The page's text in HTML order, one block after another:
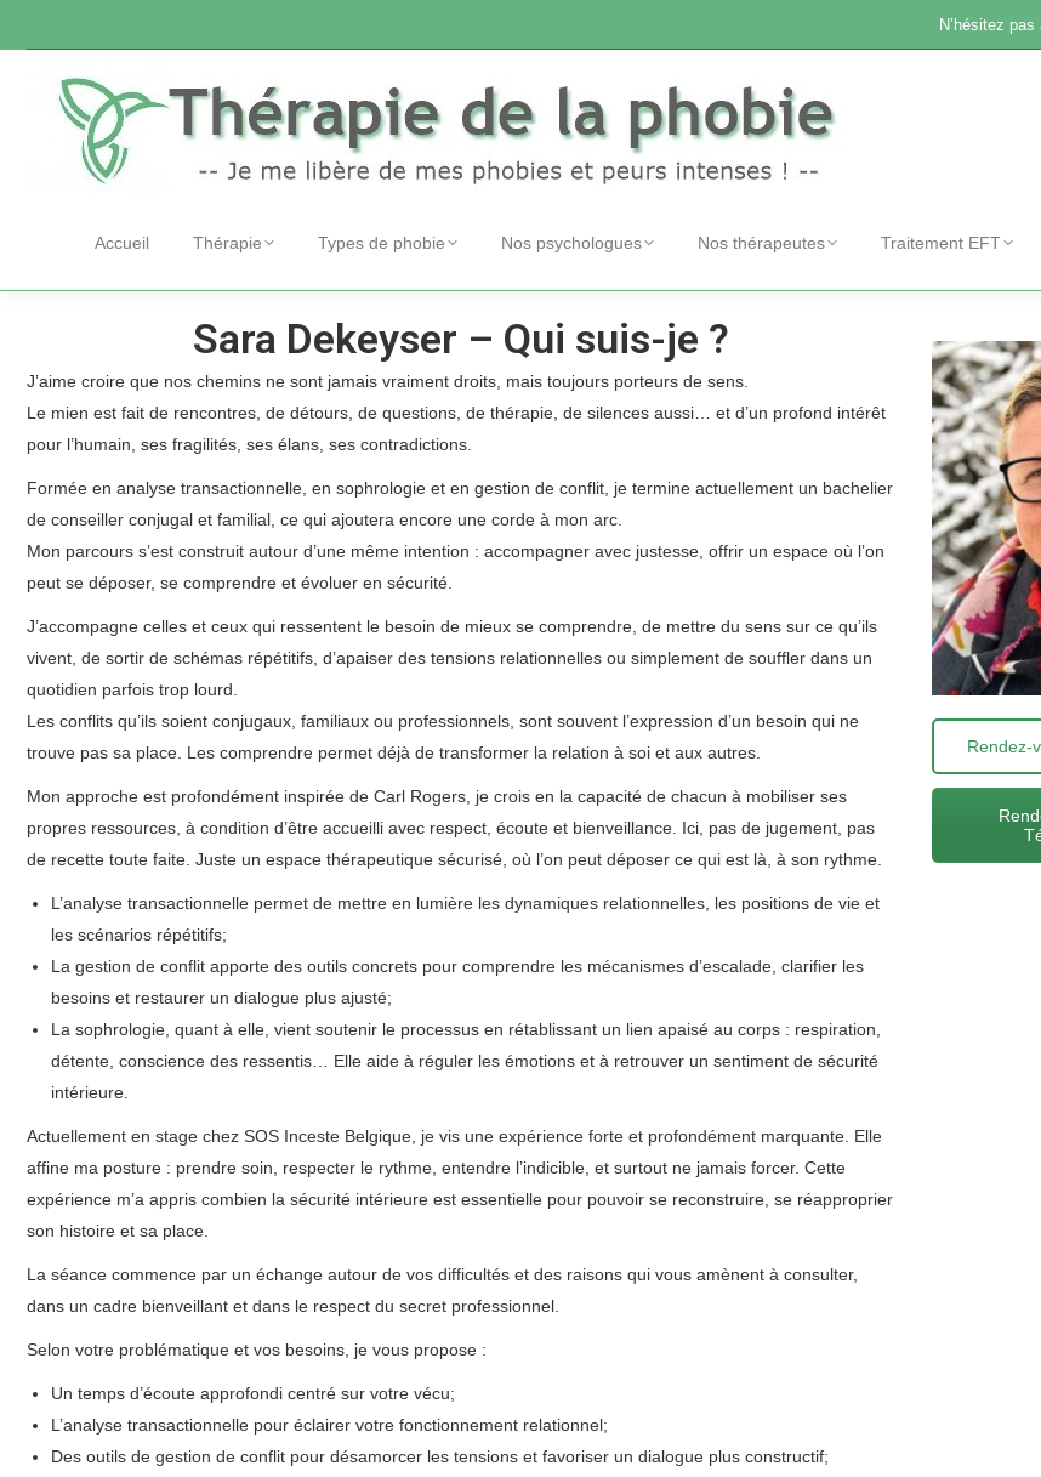
N’hésitez
Accueil Thérapie Types de phobie Nos psychologues Nos thérapeutes Traitement EFT
Sara Dekeyser – Qui suis-je ?
J’aime croire que nos chemins ne sont jamais vraiment droits, mais toujours porteurs de sens.
Le mien est fait de rencontres, de détours, de questions, de thérapie, de silences aussi… et d’un profond intérêt
pour l’humain, ses fragilités, ses élans, ses contradictions.
Formée en analyse transactionnelle, en sophrologie et en gestion de conflit, je termine actuellement un bachelier
de conseiller conjugal et familial, ce qui ajoutera encore une corde à mon arc.
Mon parcours s’est construit autour d’une même intention : accompagner avec justesse, offrir un espace où l’on
peut se déposer, se comprendre et évoluer en sécurité.
J’accompagne celles et ceux qui ressentent le besoin de mieux se comprendre, de mettre du sens sur ce qu’ils
vivent, de sortir de schémas répétitifs, d’apaiser des tensions relationnelles ou simplement de souffler dans un
quotidien parfois trop lourd.
Les conflits qu’ils soient conjugaux, familiaux ou professionnels, sont souvent l’expression d’un besoin qui ne
trouve pas sa place. Les comprendre permet déjà de transformer la relation à soi et aux autres.
Mon approche est profondément inspirée de Carl Rogers, je crois en la capacité de chacun à mobiliser ses
propres ressources, à condition d’être accueilli avec respect, écoute et bienveillance. Ici, pas de jugement, pas
de recette toute faite. Juste un espace thérapeutique sécurisé, où l’on peut déposer ce qui est là, à son rythme.
L’analyse transactionnelle permet de mettre en lumière les dynamiques relationnelles, les positions de vie et
les scénarios répétitifs;
La gestion de conflit apporte des outils concrets pour comprendre les mécanismes d’escalade, clarifier les
besoins et restaurer un dialogue plus ajusté;
La sophrologie, quant à elle, vient soutenir le processus en rétablissant un lien apaisé au corps : respiration,
détente, conscience des ressentis… Elle aide à réguler les émotions et à retrouver un sentiment de sécurité
intérieure.
Actuellement en stage chez SOS Inceste Belgique, je vis une expérience forte et profondément marquante. Elle
affine ma posture : prendre soin, respecter le rythme, entendre l’indicible, et surtout ne jamais forcer. Cette
expérience m’a appris combien la sécurité intérieure est essentielle pour pouvoir se reconstruire, se réapproprier
son histoire et sa place.
La séance commence par un échange autour de vos difficultés et des raisons qui vous amènent à consulter,
dans un cadre bienveillant et dans le respect du secret professionnel.
Selon votre problématique et vos besoins, je vous propose :
Un temps d’écoute approfondi centré sur votre vécu;
L’analyse transactionnelle pour éclairer votre fonctionnement relationnel;
Des outils de gestion de conflit pour désamorcer les tensions et favoriser un dialogue plus constructif;
Rendez-